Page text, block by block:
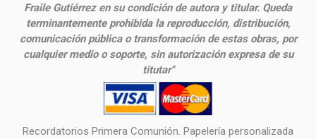
Fraile Gutiérrez en su condición de autora y titular. Queda
terminantemente prohibida la reproducción, distribución,
comunicación pública o transformación de estas obras, por
cualquier medio o soporte, sin autorización expresa de su
titutar"
Recordatorios Primera Comunión. Papelería personalizada